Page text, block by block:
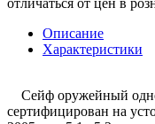
Описание
Характеристики
Сейф оружейный
сертифицирован на